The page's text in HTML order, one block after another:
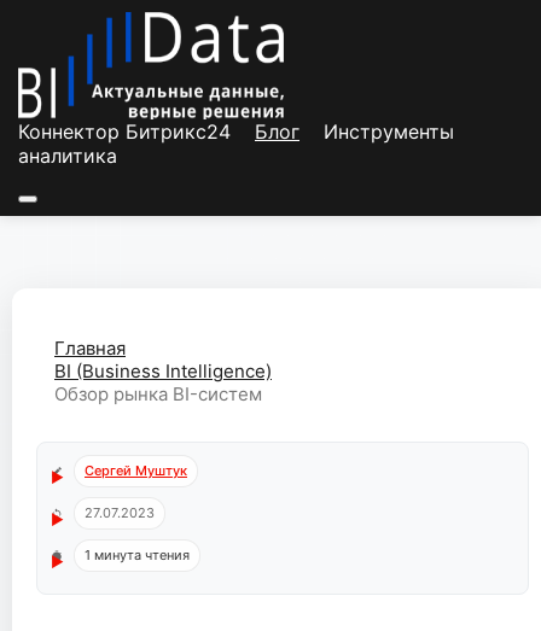
содержимому
Коннектор Битрикс24 Блог
Инструменты
аналитика
Главная
BI (Business Intelligence)
Обзор рынка BI-систем
Сергей Муштук
27.07.2023
1 минута чтения